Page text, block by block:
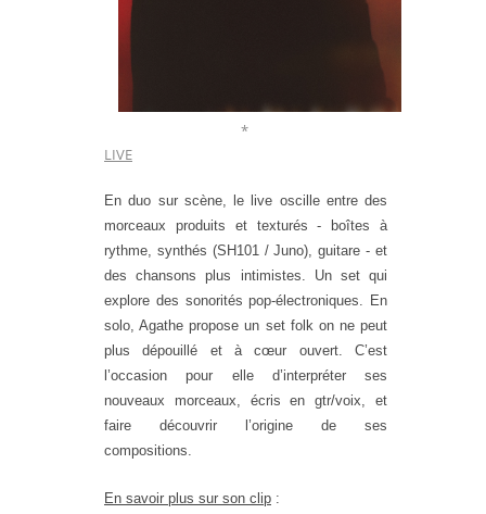
*
LIVE
En duo sur scène, le live oscille entre des
morceaux produits et texturés - boîtes à
rythme, synthés (SH101 / Juno), guitare - et
des chansons plus intimistes. Un set qui
explore des sonorités pop-électroniques. En
solo, Agathe propose un set folk on ne peut
plus dépouillé et à cœur ouvert. C’est
l’occasion pour elle d’interpréter ses
nouveaux morceaux, écris en gtr/voix, et
faire découvrir l’origine de ses
compositions.
En savoir plus sur son clip :